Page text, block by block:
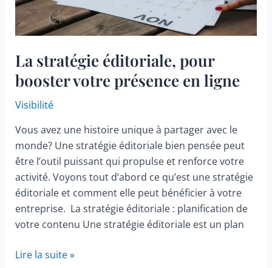
La stratégie éditoriale, pour
booster votre présence en ligne
Visibilité
Vous avez une histoire unique à partager avec le
monde? Une stratégie éditoriale bien pensée peut
être l’outil puissant qui propulse et renforce votre
activité. Voyons tout d’abord ce qu’est une stratégie
éditoriale et comment elle peut bénéficier à votre
entreprise. La stratégie éditoriale : planification de
votre contenu Une stratégie éditoriale est un plan
La
Lire la suite »